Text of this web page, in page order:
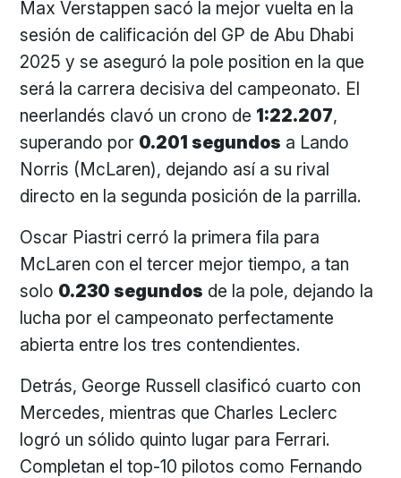
Max Verstappen sacó la mejor vuelta en la
sesión de calificación del GP de Abu Dhabi
2025 y se aseguró la pole position en la que
será la carrera decisiva del campeonato. El
neerlandés clavó un crono de 1:22.207,
superando por 0.201 segundos a Lando
Norris (McLaren), dejando así a su rival
directo en la segunda posición de la parrilla.
Oscar Piastri cerró la primera fila para
McLaren con el tercer mejor tiempo, a tan
solo 0.230 segundos de la pole, dejando la
lucha por el campeonato perfectamente
abierta entre los tres contendientes.
Detrás, George Russell clasificó cuarto con
Mercedes, mientras que Charles Leclerc
logró un sólido quinto lugar para Ferrari.
Completan el top-10 pilotos como Fernando